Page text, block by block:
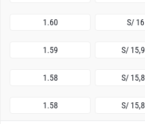
1.60 S/ 16
1.59 S/
1.58 S/
1.58 S/